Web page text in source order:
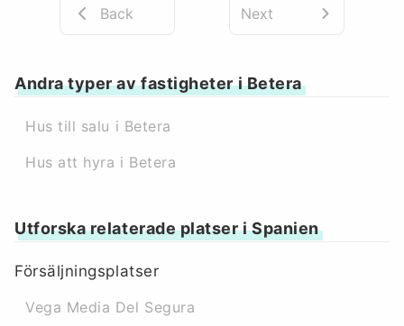
Back Next
Andra typer av fastigheter i Betera
Hus till salu i Betera
Hus att hyra i Betera
Utforska relaterade platser i Spanien
Försäljningsplatser
Vega Media Del Segura